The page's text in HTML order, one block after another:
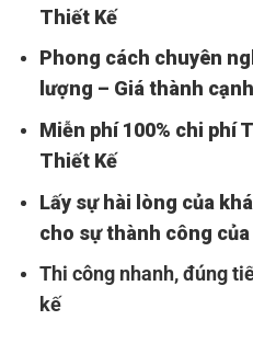
Thiết Kế
Phong cách chuyên
lượng – Giá thành
Miễn phí 100% chi phí
Thiết Kế
Lấy sự hài lòng của
cho sự thành công
Thi công nhanh, đúng
kế